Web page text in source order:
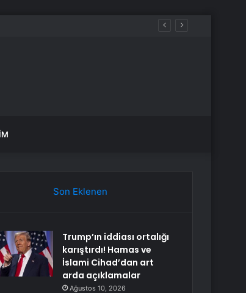
Son Eklenen
Trump’ın iddiası ortalığı
karıştırdı! Hamas ve
İslami Cihad’dan art
arda açıklamalar
Ağustos 10, 2026